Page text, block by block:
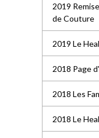
2019
de Couture
2019 Le
2018 Page
2018 Les
2018 Le